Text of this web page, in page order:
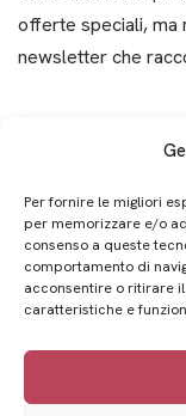
Per fornire le migliori
per memorizzare e/o
consenso a queste
comportamento di
acconsentire o ritirare
caratteristiche e
offerte speciali, ma
newsletter che
1 2 3
Brand identity -
marketing - Email